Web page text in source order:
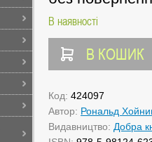
В наявності
В КОШИК
Код: 424097
Автор: Рональд
Видавництво: Добра